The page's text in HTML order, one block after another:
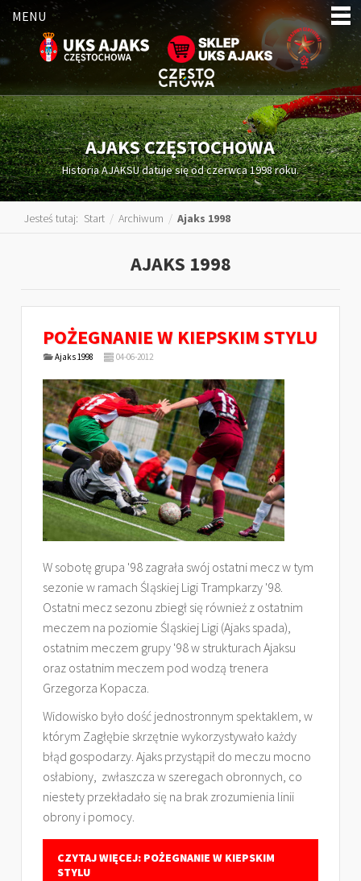
MENU
AJAKS CZĘSTOCHOWA
Historia AJAKSU datuje się od czerwca 1998 roku.
Jesteś tutaj: Start / Archiwum / Ajaks 1998
AJAKS 1998
POŻEGNANIE W KIEPSKIM STYLU
Ajaks 1998 04-06-2012
W sobotę grupa '98 zagrała swój ostatni mecz w tym
sezonie w ramach Śląskiej Ligi Trampkarzy '98.
Ostatni mecz sezonu zbiegł się również z ostatnim
meczem na poziomie Śląskiej Ligi (Ajaks spada),
ostatnim meczem grupy '98 w strukturach Ajaksu
oraz ostatnim meczem pod wodzą trenera
Grzegorza Kopacza.
Widowisko było dość jednostronnym spektaklem, w
którym Zagłębie skrzętnie wykorzystywało każdy
błąd gospodarzy. Ajaks przystąpił do meczu mocno
osłabiony, zwłaszcza w szeregach obronnych, co
niestety przekładało się na brak zrozumienia linii
obrony i pomocy.
CZYTAJ WIĘCEJ: POŻEGNANIE W KIEPSKIM
STYLU